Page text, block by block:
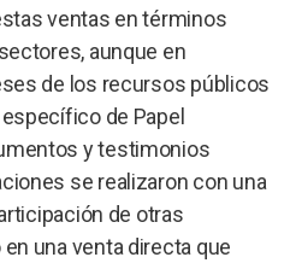
ventas en términos
aunque en
de los recursos públicos
de Papel
y testimonios
se realizaron con una
de otras
una venta directa que